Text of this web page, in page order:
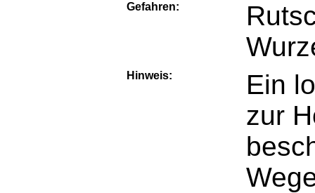
Gefahren:
Hinweis:
Ein
zur